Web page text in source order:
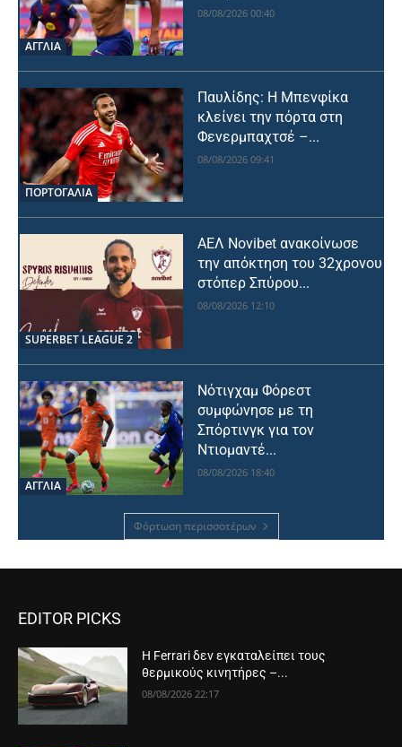
ΑΓΓΛΙΑ
08/08/2026 00:40
ΠΟΡΤΟΓΑΛΙΑ
Παυλίδης: Η Μπενφίκα
κλείνει την πόρτα στη
Φενερμπαχτσέ –...
08/08/2026 09:41
SUPERBET LEAGUE 2
ΑΕΛ Novibet ανακοίνωσε
την απόκτηση του 32χρονου
στόπερ Σπύρου...
08/08/2026 12:10
ΑΓΓΛΙΑ
Νότιγχαμ Φόρεστ
συμφώνησε με τη
Σπόρτινγκ για τον
Ντιομαντέ...
08/08/2026 18:40
Φόρτωση περισσοτέρων
EDITOR PICKS
Η Ferrari δεν εγκαταλείπει τους
θερμικούς κινητήρες –...
08/08/2026 22:17